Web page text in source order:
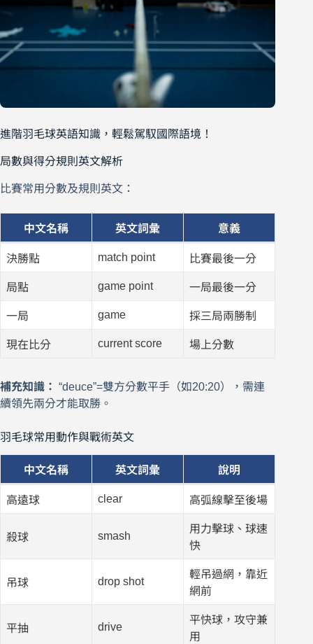
進階羽毛球英語知識，輕鬆駕馭國際語境！
局數與得分規則英文解析
比賽常用分數及規則英文：
中文名稱 英文詞彙 意義
決勝點 match point 比賽最後一分
局點 game point 一局最後一分
一局 game 採三局兩勝制
現在比分 current score 場上分數
補充知識： “deuce”=雙方分數平手（如20:20），需連
續領先兩分才能取勝。
羽毛球常用動作與戰術英文
中文名稱 英文詞彙 說明
高遠球 clear 高弧線擊至後場
殺球 smash
用力擊球、球速
快
吊球 drop shot
輕吊過網，靠近
網前
平抽 drive
平快球，攻守兼
用